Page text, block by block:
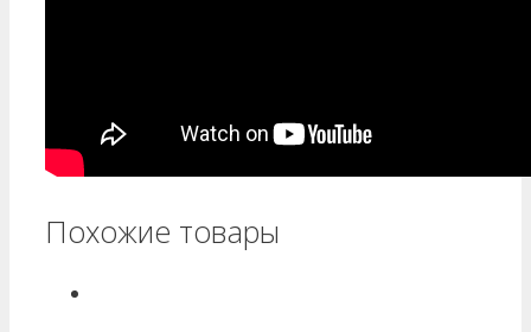
Похожие товары